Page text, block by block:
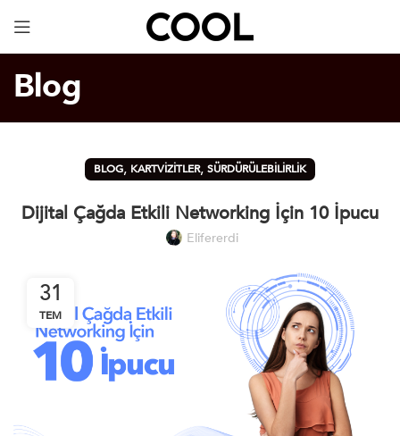
Blog
BLOG, KARTVIZITLER, SÜRDÜRÜLEBILIRLIK
Dijital Çağda Etkili Networking İçin 10 İpucu
Elifererdi
31
TEM